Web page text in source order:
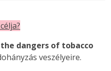
dangers of tobacco
veszélyeire.